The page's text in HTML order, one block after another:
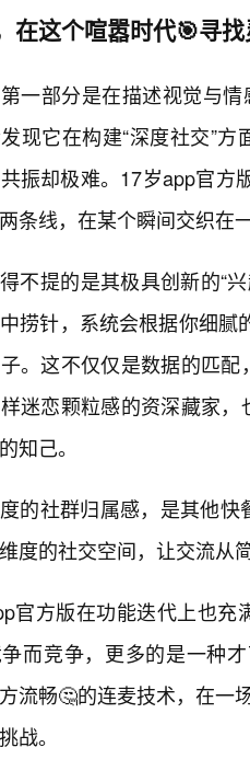
在这个喧嚣时代🎯寻
一部分是在描述视觉与
现它在构建“深度社交”
振却极难。17岁app官方
条线，在某个瞬间交织在
不提的是其极具创新的“
捞针，系统会根据你细
。这不仅仅是数据的匹
迷恋颗粒感的资深藏家
知己。
的社群归属感，是其他
度的社交空间，让交流从
官方版在功能迭代上也充
而竞争，更多的是一种
流畅🤔的连麦技术，在一
战。